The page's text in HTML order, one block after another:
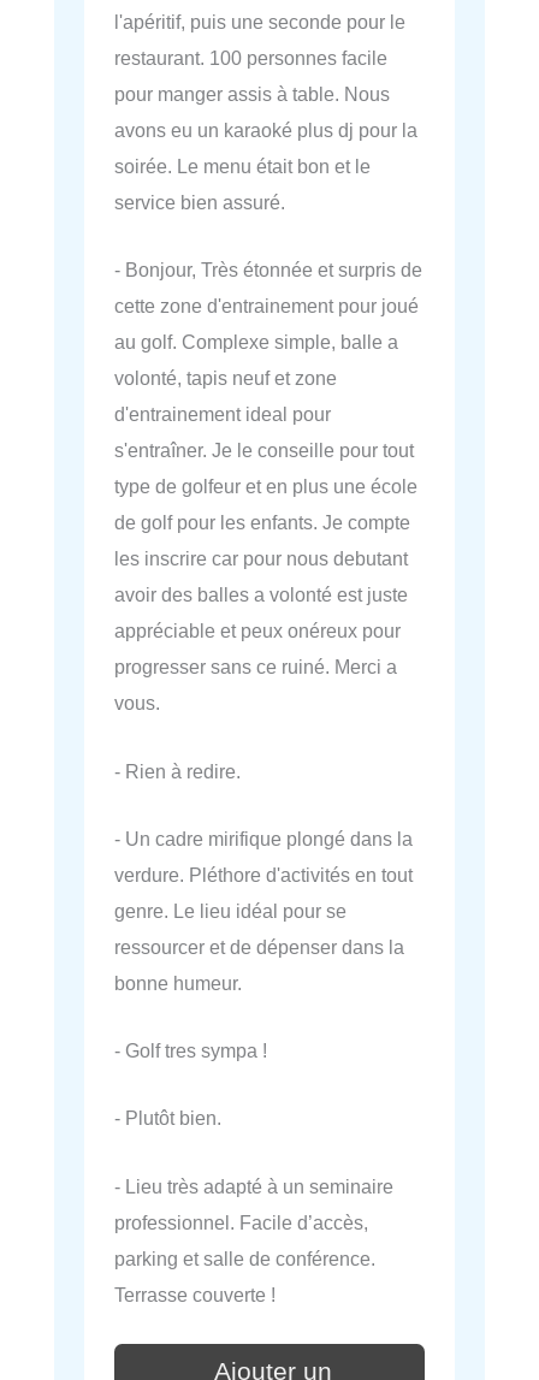
l'apéritif, puis une seconde pour le
restaurant. 100 personnes facile
pour manger assis à table. Nous
avons eu un karaoké plus dj pour la
soirée. Le menu était bon et le
service bien assuré.
- Bonjour, Très étonnée et surpris de
cette zone d'entrainement pour joué
au golf. Complexe simple, balle a
volonté, tapis neuf et zone
d'entrainement ideal pour
s'entraîner. Je le conseille pour tout
type de golfeur et en plus une école
de golf pour les enfants. Je compte
les inscrire car pour nous debutant
avoir des balles a volonté est juste
appréciable et peux onéreux pour
progresser sans ce ruiné. Merci a
vous.
- Rien à redire.
- Un cadre mirifique plongé dans la
verdure. Pléthore d'activités en tout
genre. Le lieu idéal pour se
ressourcer et de dépenser dans la
bonne humeur.
- Golf tres sympa !
- Plutôt bien.
- Lieu très adapté à un seminaire
professionnel. Facile d’accès,
parking et salle de conférence.
Terrasse couverte !
Ajouter un